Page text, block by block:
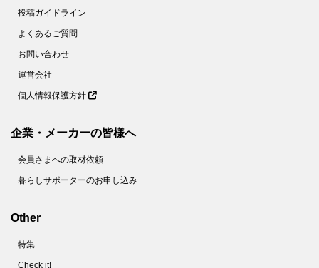
投稿ガイドライン
よくあるご質問
お問い合わせ
運営会社
個人情報保護方針
企業・メーカーの皆様へ
会員さまへの取材依頼
暮らしサポーターのお申し込み
Other
特集
Check it!